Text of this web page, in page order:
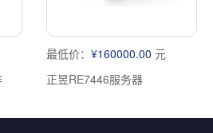
最低价： ¥160000.00 元
正昱RE7446服务器